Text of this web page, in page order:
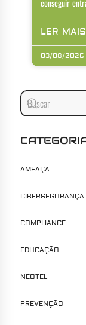
conseguir
LER MAIS
03/08/2026
AMEAÇA
CIBERSEGURANÇA
COMPLIANCE
EDUCAÇÃO
NEOTEL
PREVENÇÃO